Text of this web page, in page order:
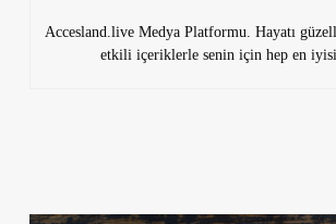
Accesland.live Medya Platformu. Hayatı
etkili içeriklerle senin için hep en